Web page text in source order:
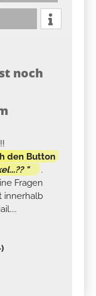
noch
den Button
"
.
Fragen
innerhalb